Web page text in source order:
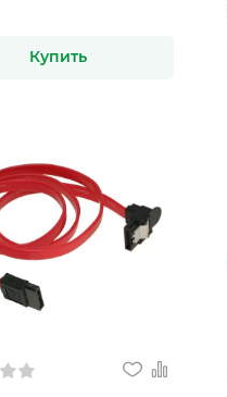
Купить